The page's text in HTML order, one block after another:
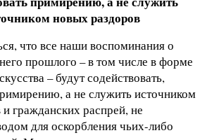
новых раздоров
что все наши воспоминания о
прошлого – в том числе в форме
– будут содействовать,
а не служить источником
гражданских распрей, не
для оскорбления чьих-либо